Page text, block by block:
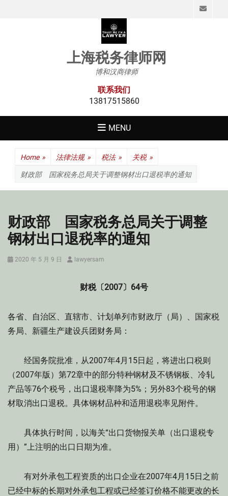
上海税务律师网
博和汉商律师
联系我们
13817515860
MENU
Home » 法律法规 » 税法 » 关税 »
财政部 国家税务总局关于调整钢材出口退税率的通知
财政部 国家税务总局关于调整
钢材出口退税率的通知
Posted
2020 年 5 月 9 日 Authorlawyersam
财税〔2007〕64号
各省、自治区、直辖市、计划单列市财政厅（局）、国家税
务局、新疆生产建设兵团财务局：
经国务院批准，从2007年4月15日起，将进出口税则
（2007年版）第72章中的部分特种钢材及不锈钢板、冷轧
产品等76个税号，出口退税率降为5%；另外83个税号的钢
材取消出口退税。具体钢材品种和适用退税率见附件。
具体执行时间，以海关“出口货物报关单（出口退税专
用）”上注明的出口日期为准。
有对外承包工程资质的出口企业在2007年4月15日之前
已经中标的长期对外承包工程或已经签订价格不能更改的长